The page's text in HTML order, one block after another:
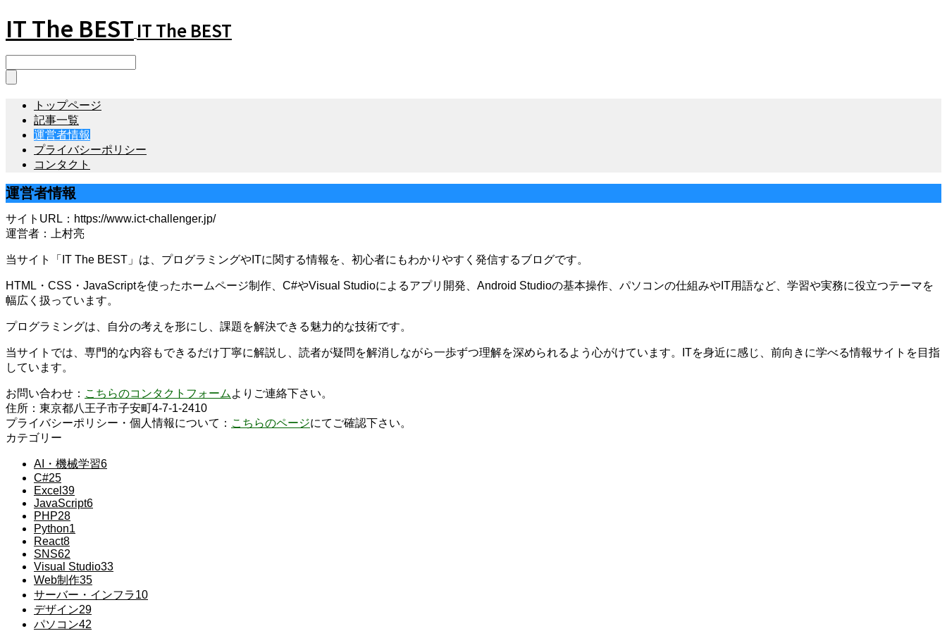
IT The BEST IT The BEST
トップページ
記事一覧
運営者情報
プライバシーポリシー
コンタクト
運営者情報
サイトURL：https://www.ict-challenger.jp/
運営者：上村亮
当サイト「IT The BEST」は、プログラミングやITに関する情報を、初心者にもわかりやすく発信するブログです。
HTML・CSS・JavaScriptを使ったホームページ制作、C#やVisual Studioによるアプリ開発、Android Studioの基本操作、パソコンの仕組みやIT用語など、学習や実務に役立つテーマを
幅広く扱っています。
プログラミングは、自分の考えを形にし、課題を解決できる魅力的な技術です。
当サイトでは、専門的な内容もできるだけ丁寧に解説し、読者が疑問を解消しながら一歩ずつ理解を深められるよう心がけています。ITを身近に感じ、前向きに学べる情報サイトを目指
しています。
お問い合わせ： こちらのコンタクトフォーム よりご連絡下さい。
住所：東京都八王子市子安町4-7-1-2410
プライバシーポリシー・個人情報について： こちらのページにてご確認下さい。
カテゴリー
AI・機械学習6
C#25
Excel 39
JavaScript6
PHP28
Python1
React8
SNS62
Visual Studio33
Web制作35
サーバー・インフラ10
デザイン29
パソコン42